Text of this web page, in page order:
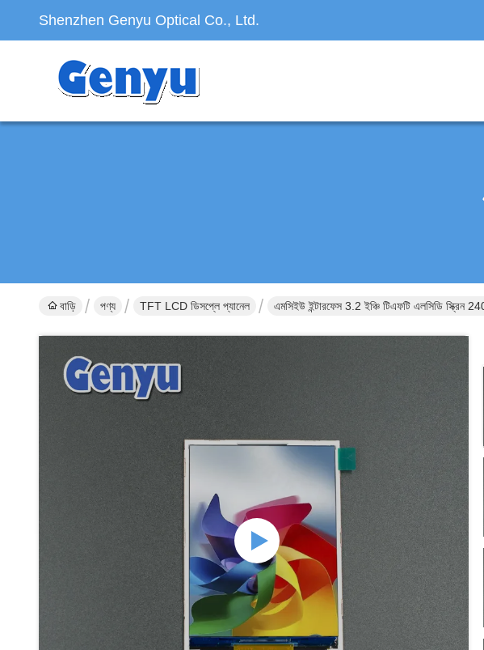
Shenzhen Genyu Optical Co., Ltd.
বাড়ি পণ্য TFT LCD ডিসপ্লে প্যানেল এমসিইউ ইন্টারফেস 3.2 ইঞ্চি টিএফটি এলসিডি